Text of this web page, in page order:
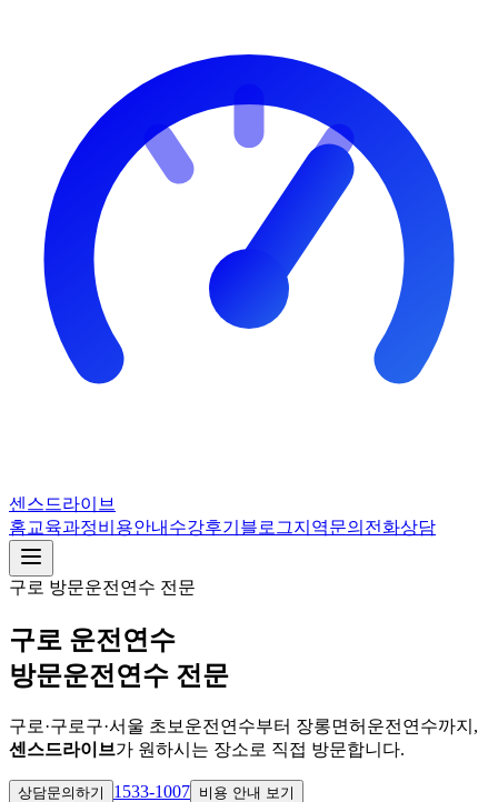
센스드라이브
홈교육과정비용안내 수강후기 블로그지역문의 전화상담
구로 방문운전연수 전문
구로 운전연수
방문운전연수 전문
구로·구로구·서울 초보운전연수부터 장롱면허운전연수까지,
센스드라이브가 원하시는 장소로 직접 방문합니다.
상담문의하기 1533-1007 비용 안내 보기